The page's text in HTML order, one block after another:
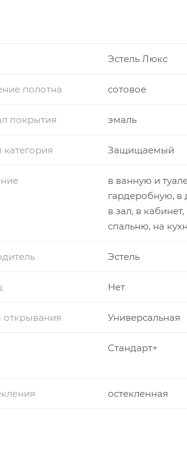
Эстель Люкс
полотна сотовое
покрытия эмаль
Защищаемый
в ванную и
гардеробную, в
в зал, в
спальню, на
Эстель
Нет
открывания Универсальная
Стандарт+
остекленная